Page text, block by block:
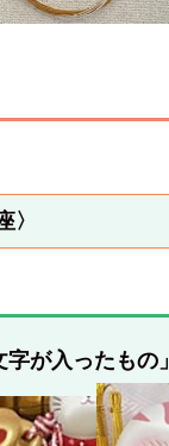
〉
字が入ったもの」